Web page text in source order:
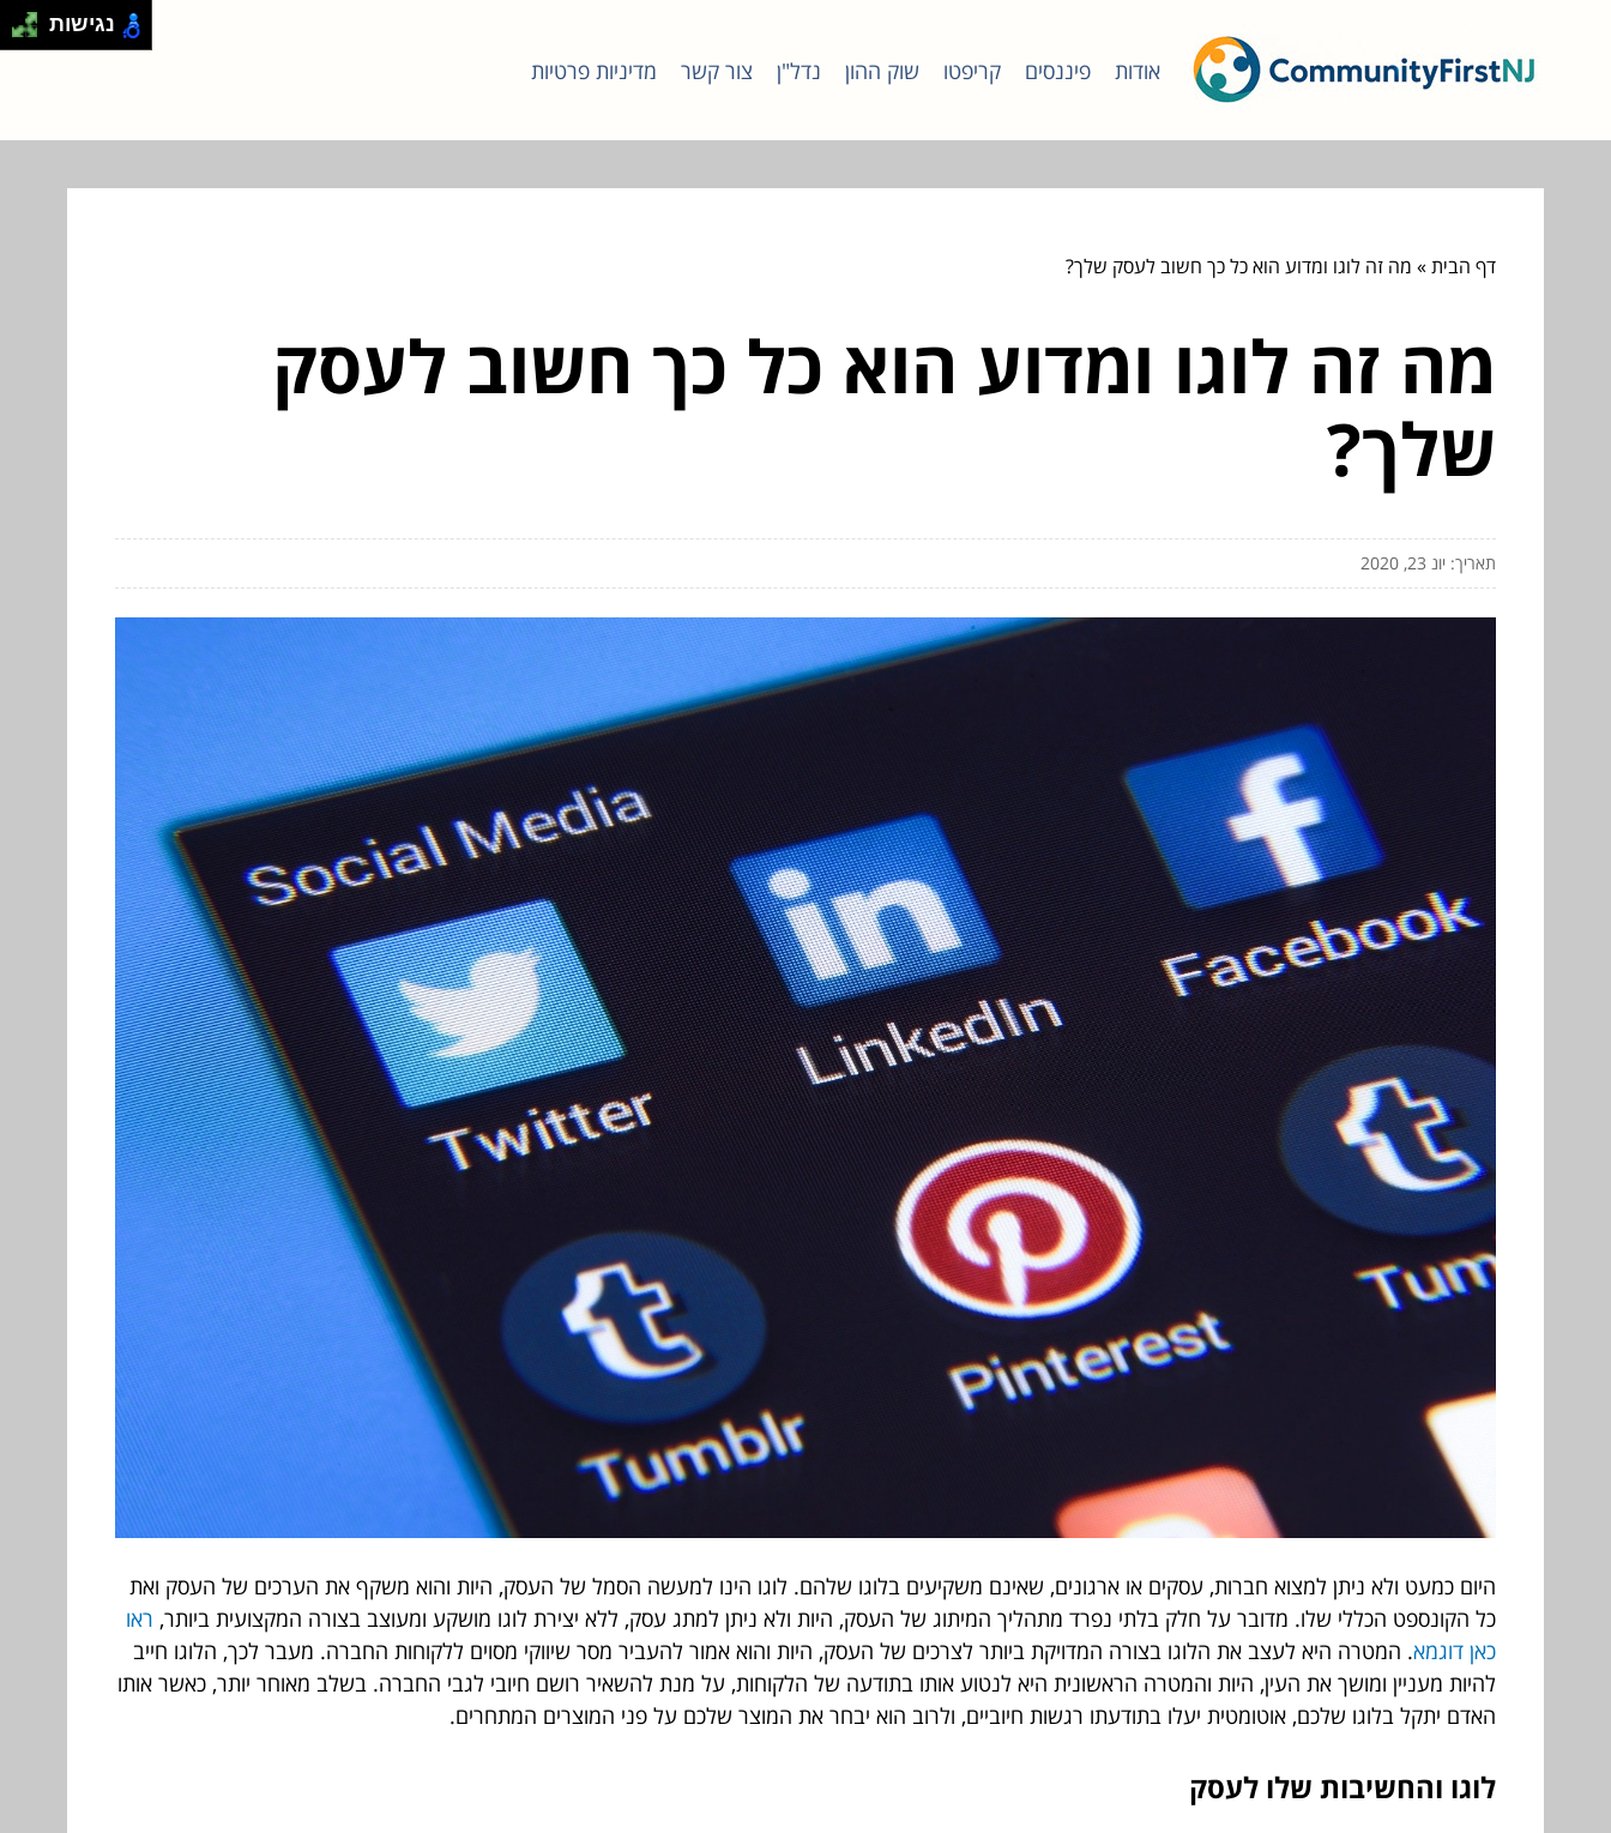
אודות פיננסים קריפטו שוק ההון נדל"ן צור קשר מדיניות פרטיות
דף הבית» מה זה לוגו ומדוע הוא כל כך חשוב לעסק שלך?
מה זה לוגו ומדוע הוא כל כך חשוב לעסק
שלך?
תאריך: יונ 23, 2020
היום כמעט ולא ניתן למצוא חברות, עסקים או ארגונים, שאינם משקיעים בלוגו שלהם. לוגו הינו למעשה הסמל של העסק, היות והוא משקף את הערכים של העסק ואת
כל הקונספט הכללי שלו. מדובר על חלק בלתי נפרד מתהליך המיתוג של העסק, היות ולא ניתן למתג עסק, ללא יצירת לוגו מושקע ומעוצב בצורה המקצועית ביותר, ראו
כאן דוגמא. המטרה היא לעצב את הלוגו בצורה המדויקת ביותר לצרכים של העסק, היות והוא אמור להעביר מסר שיווקי מסוים ללקוחות החברה. מעבר לכך, הלוגו חייב
להיות מעניין ומושך את העין, היות והמטרה הראשונית היא לנטוע אותו בתודעה של הלקוחות, על מנת להשאיר רושם חיובי לגבי החברה. בשלב מאוחר יותר, כאשר אותו
האדם יתקל בלוגו שלכם, אוטומטית יעלו בתודעתו רגשות חיוביים, ולרוב הוא יבחר את המוצר שלכם על פני המוצרים המתחרים.
לוגו והחשיבות שלו לעסק
נגישות